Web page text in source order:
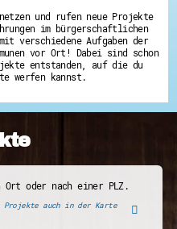
und rufen neue Projekte
im bürgerschaftlichen
verschiedene Aufgaben der
vor Ort! Dabei sind schon
entstanden, auf die du
werfen kannst.
Ort oder nach einer PLZ.
auch in der Karte